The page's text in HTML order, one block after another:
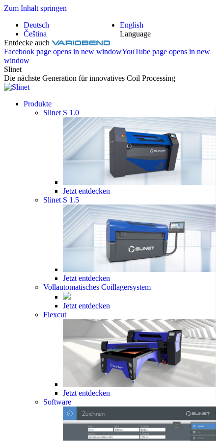
Zum Inhalt springen
Deutsch
English
Čeština
Language
Entdecke auch
Facebook page opens in new windowYouTube page opens in new
window
Slinet
Die nächste Generation für innovatives Coil Processing
Produkte
Slinet S 1.0
Jetzt entdecken
Slinet S 1.5
Jetzt entdecken
Vollautomatisches Coillagersystem
Jetzt entdecken
Flexcut
Jetzt entdecken
Software